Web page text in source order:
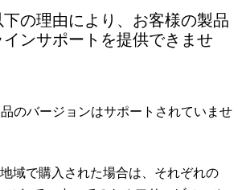
の理由により、お客様の製品
ンサポートを提供できませ
のバージョンはサポートされていませ
域で購入された場合は、それぞれの